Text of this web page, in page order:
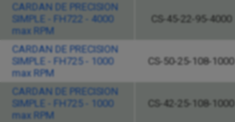
CARDAN DE PRECISION
SIMPLE - FH722 - 4000
max RPM
CS-45-22-95-4000
CARDAN DE PRECISION
SIMPLE - FH725 - 1000
max RPM
CS-50-25-108-1000
CARDAN DE PRECISION
SIMPLE - FH725 - 1000
max RPM
CS-42-25-108-1000